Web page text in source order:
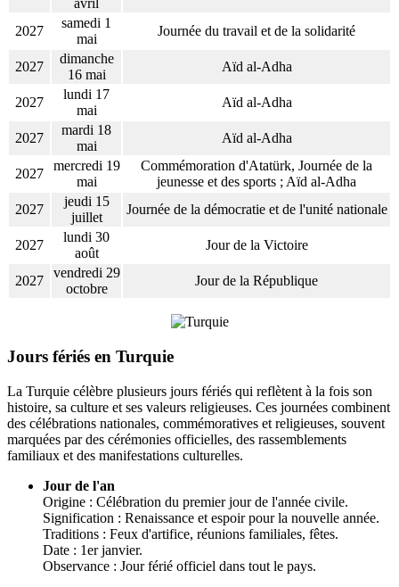
avril
2027
samedi 1
mai
Journée du travail et de la solidarité
2027
dimanche
16 mai
Aïd al-Adha
2027
lundi 17
mai
Aïd al-Adha
2027
mardi 18
mai
Aïd al-Adha
2027
mercredi 19
mai
Commémoration d'Atatürk, Journée de la
jeunesse et des sports ; Aïd al-Adha
2027
jeudi 15
juillet
Journée de la démocratie et de l'unité nationale
2027
lundi 30
août
Jour de la Victoire
2027
vendredi 29
octobre
Jour de la République
Jours fériés en Turquie
La Turquie célèbre plusieurs jours fériés qui reflètent à la fois son
histoire, sa culture et ses valeurs religieuses. Ces journées combinent
des célébrations nationales, commémoratives et religieuses, souvent
marquées par des cérémonies officielles, des rassemblements
familiaux et des manifestations culturelles.
Jour de l'an
Origine : Célébration du premier jour de l'année civile.
Signification : Renaissance et espoir pour la nouvelle année.
Traditions : Feux d'artifice, réunions familiales, fêtes.
Date : 1er janvier.
Observance : Jour férié officiel dans tout le pays.